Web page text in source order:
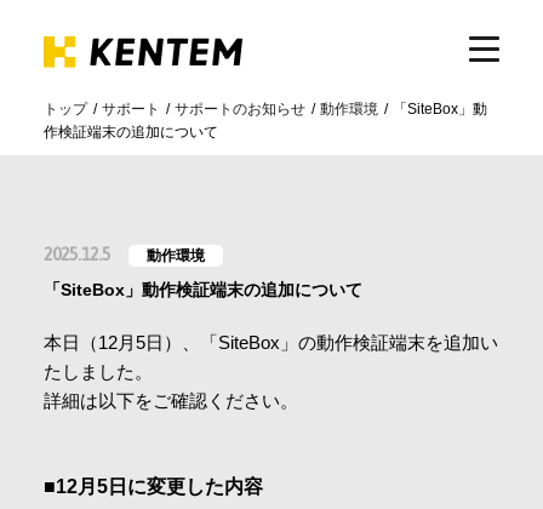
製品・サービス
サポート
イベント・セミナー
トップ サポート サポートのお知らせ 動作環境
「SiteBox」動
作検証端末の追加について
2025.12.5 動作環境
「SiteBox」動作検証端末の追加について
本日（12月5日）、「SiteBox」の動作検証端末を追加い
たしました。
詳細は以下をご確認ください。
■12月5日に変更した内容